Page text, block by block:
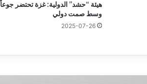
هيئة “حشد” الدولية: غزة تحتضر جوعاً
وسط صمت دولي
2025-07-26